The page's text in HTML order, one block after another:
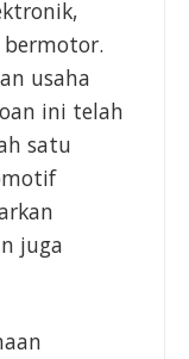
usaha
ini telah
satu
juga